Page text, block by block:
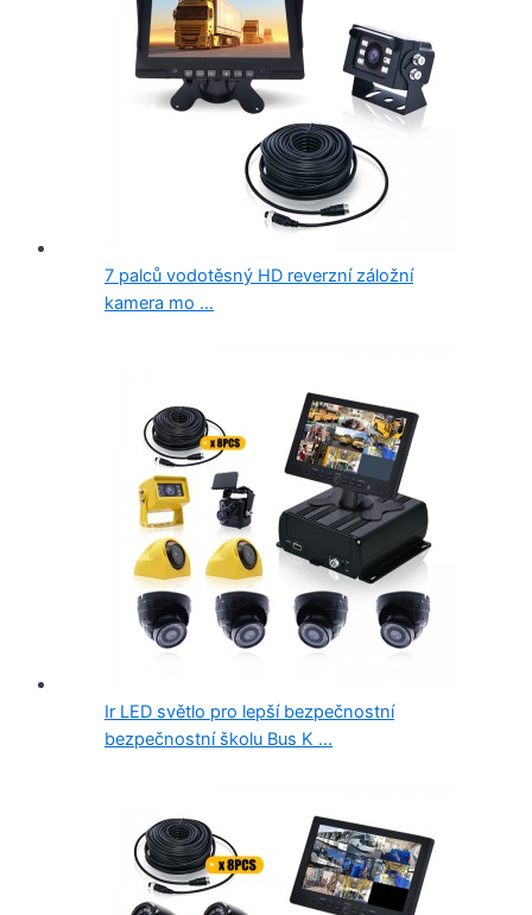
7 palců vodotěsný HD reverzní záložní
kamera mo ...
Ir LED světlo pro lepší bezpečnostní
bezpečnostní školu Bus K ...